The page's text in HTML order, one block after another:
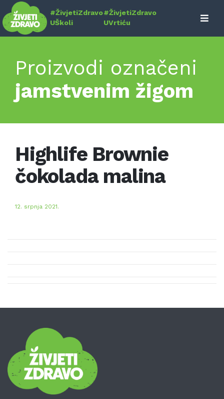
Skip
to
content
#ŽivjetiZdravo
UŠkoli
#ŽivjetiZdravo
UVrtiću
Proizvodi označeni
jamstvenim žigom
Highlife Brownie
čokolada malina
12. srpnja 2021.